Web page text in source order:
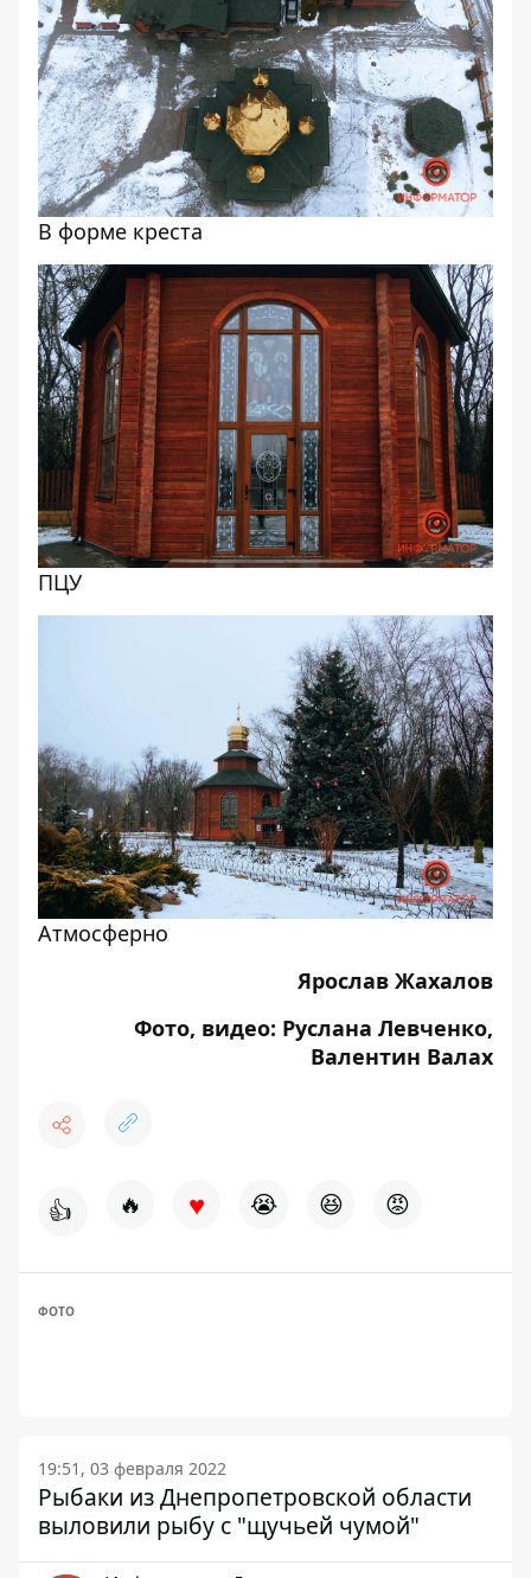
В форме креста
ПЦУ
Атмосферно
Ярослав Жахалов
Фото, видео: Руслана Левченко,
Валентин Валах
👍 🔥 ♥ 😭 😆 😡
ФОТО
19:51, 03 февраля 2022
Рыбаки из Днепропетровской области
выловили рыбу с "щучьей чумой"